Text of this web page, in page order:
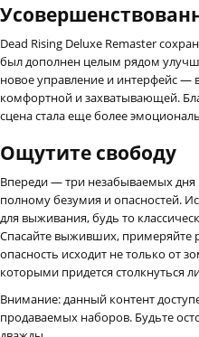
Dead Rising Deluxe Remaster
был дополнен целым рядом
новое управление и интерфейс —
комфортной и захватывающей.
сцена стала еще более
Ощутите свободу
Впереди — три незабываемых
полному безумия и опасностей.
для выживания, будь то
Спасайте выживших, примеряйте
опасность исходит не только от
которыми придется столкнуться
Внимание: данный контент
продаваемых наборов. Будьте